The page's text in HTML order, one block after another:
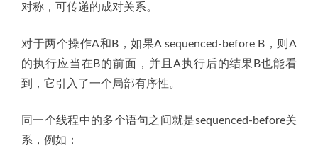
对称，可传递的成对关系。
对于两个操作A和B，如果A sequenced-before B，则A
的执行应当在B的前面，并且A执行后的结果B也能看
到，它引入了一个局部有序性。
同一个线程中的多个语句之间就是sequenced-before关
系，例如：